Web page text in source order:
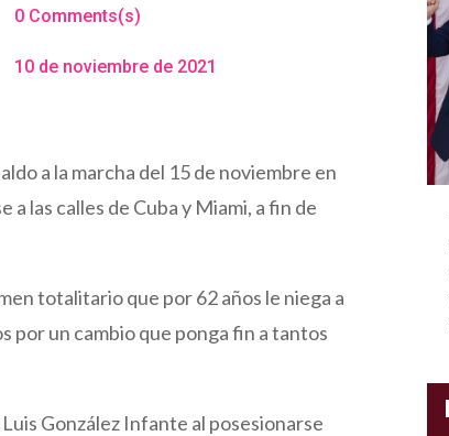
0 Comments(s)
10 de noviembre de 2021
a la marcha del 15 de noviembre en
las calles de Cuba y Miami, a fin de
totalitario que por 62 años le niega a
por un cambio que ponga fin a tantos
González Infante al posesionarse